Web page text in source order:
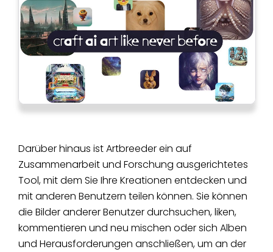
Darüber hinaus ist Artbreeder ein auf
Zusammenarbeit und Forschung ausgerichtetes
Tool, mit dem Sie Ihre Kreationen entdecken und
mit anderen Benutzern teilen können. Sie können
die Bilder anderer Benutzer durchsuchen, liken,
kommentieren und neu mischen oder sich Alben
und Herausforderungen anschließen, um an der